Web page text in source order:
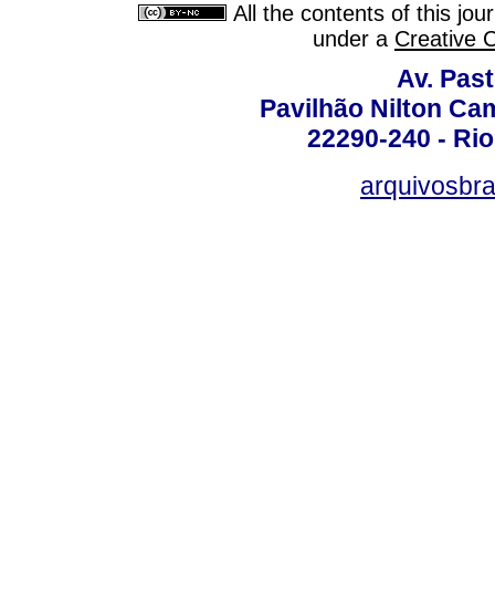
All the contents of this
under a Creative
Av.
Pavilhão Nilton
22290-240 -